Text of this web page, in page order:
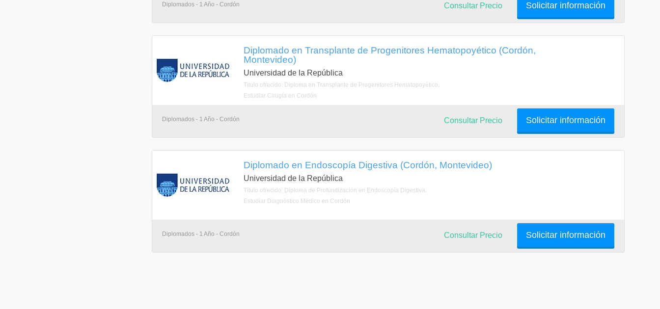
Diplomados - 1 Año - Cordón Solicitar información
Consultar Precio
Diplomado en Transplante de Progenitores Hematopoyético (Cordón,
Montevideo)
Universidad de la República
Título ofrecido: Diploma en Transplante de Progenitores Hematopoyético.
Estudiar Cirugía en Cordón
Diplomados - 1 Año - Cordón Solicitar información
Consultar Precio
Diplomado en Endoscopía Digestiva (Cordón, Montevideo)
Universidad de la República
Título ofrecido: Diploma de Profundización en Endoscopía Digestiva.
Estudiar Diagnóstico Médico en Cordón
Diplomados - 1 Año - Cordón Solicitar información
Consultar Precio